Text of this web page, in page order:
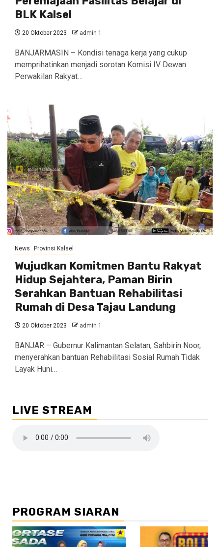
BLK Kalsel
20 Oktober 2023 admin 1
BANJARMASIN – Kondisi tenaga kerja yang cukup
memprihatinkan menjadi sorotan Komisi IV Dewan
Perwakilan Rakyat…
News Provinsi Kalsel
Wujudkan Komitmen Bantu Rakyat
Hidup Sejahtera, Paman Birin
Serahkan Bantuan Rehabilitasi
Rumah di Desa Tajau Landung
20 Oktober 2023 admin 1
BANJAR – Gubernur Kalimantan Selatan, Sahbirin Noor,
menyerahkan bantuan Rehabilitasi Sosial Rumah Tidak
Layak Huni…
LIVE STREAM
PROGRAM SIARAN